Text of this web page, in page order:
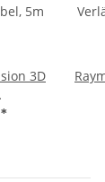
3D
5m
*